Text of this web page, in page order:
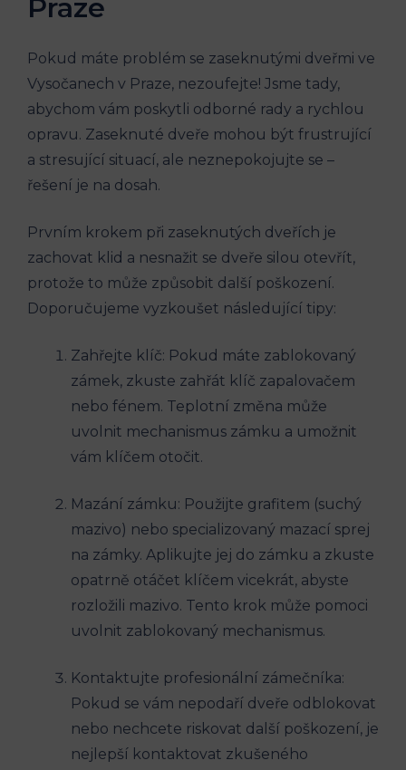
Praze
Pokud máte problém se zaseknutými dveřmi ve
Vysočanech v Praze, nezoufejte! Jsme tady,
abychom vám poskytli odborné rady a rychlou
opravu. Zaseknuté dveře mohou být frustrující
a stresující situací, ale neznepokojujte se –
řešení je na dosah.
Prvním krokem při zaseknutých dveřích je
zachovat klid a nesnažit se dveře silou otevřít,
protože to může způsobit další poškození.
Doporučujeme vyzkoušet následující tipy:
Zahřejte klíč: Pokud máte zablokovaný
zámek, zkuste zahřát klíč zapalovačem
nebo fénem. Teplotní změna může
uvolnit mechanismus zámku a umožnit
vám klíčem otočit.
Mazání zámku: Použijte grafitem (suchý
mazivo) nebo specializovaný mazací sprej
na zámky. Aplikujte jej do zámku a zkuste
opatrně otáčet klíčem vicekrát, abyste
rozložili mazivo. Tento krok může pomoci
uvolnit zablokovaný mechanismus.
Kontaktujte profesionální zámečníka:
Pokud se vám nepodaří dveře odblokovat
nebo nechcete riskovat další poškození, je
nejlepší kontaktovat zkušeného